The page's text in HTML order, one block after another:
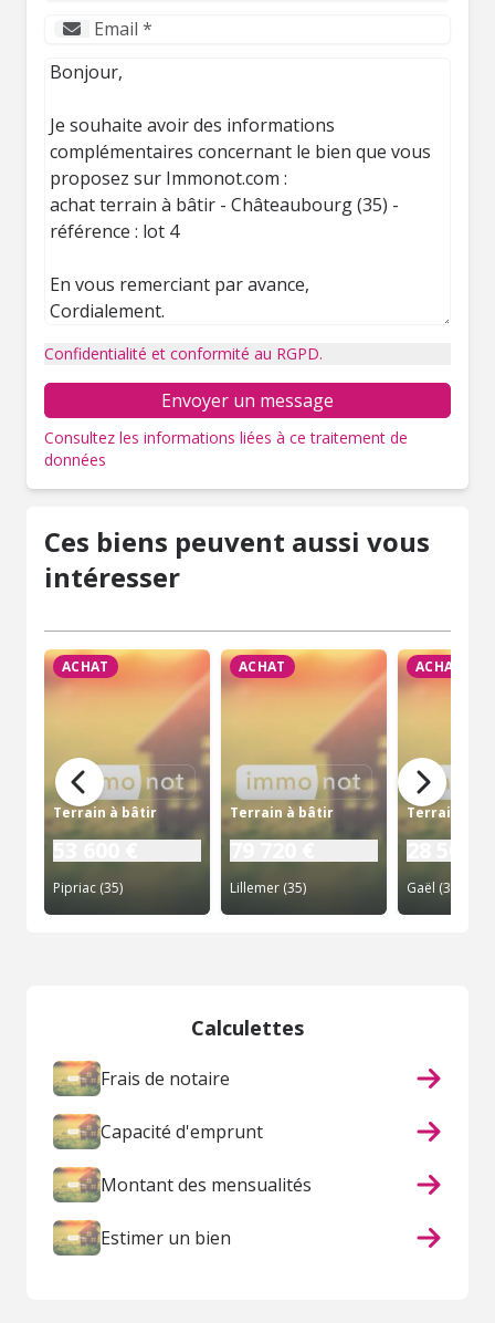
Confidentialité et conformité au RGPD.
Envoyer un message
Consultez les informations liées à ce traitement de
données
Ces biens peuvent aussi vous
intéresser
ACHAT
Terrain à bâtir
53 600 €
Pipriac (35)
ACHAT
Terrain à bâtir
79 720 €
Lillemer (35)
ACHAT
Terrain à
28 500 €
Gaël (35)
Calculettes
Frais de notaire
Capacité d'emprunt
Montant des mensualités
Estimer un bien